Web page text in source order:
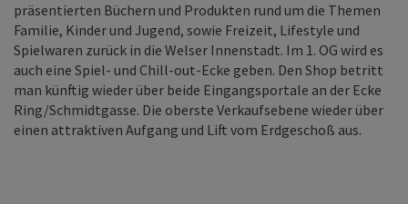
präsentierten Büchern und Produkten rund um die Themen
Familie, Kinder und Jugend, sowie Freizeit, Lifestyle und
Spielwaren zurück in die Welser Innenstadt. Im 1. OG wird es
auch eine Spiel- und Chill-out-Ecke geben. Den Shop betritt
man künftig wieder über beide Eingangsportale an der Ecke
Ring/Schmidtgasse. Die oberste Verkaufsebene wieder über
einen attraktiven Aufgang und Lift vom Erdgeschoß aus.